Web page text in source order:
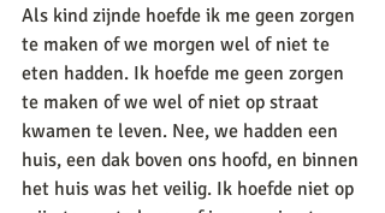
Als kind zijnde hoefde ik me geen zorgen
te maken of we morgen wel of niet te
eten hadden. Ik hoefde me geen zorgen
te maken of we wel of niet op straat
kwamen te leven. Nee, we hadden een
huis, een dak boven ons hoofd, en binnen
het huis was het veilig. Ik hoefde niet op